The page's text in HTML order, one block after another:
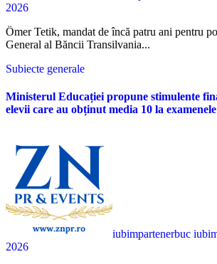
2026
Ömer Tetik, mandat de încă patru ani pentru poziția de Director
General al Băncii Transilvania...
Subiecte generale
Ministerul Educației propune stimulente
elevii care au obținut media 10 la
iubimpartenerbuc
2026